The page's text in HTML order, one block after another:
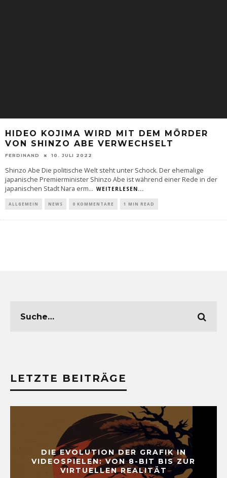
HIDEO KOJIMA WIRD MIT DEM MÖRDER
VON SHINZO ABE VERWECHSELT
FERDINAND 10. JULI 2022
Shinzo Abe Die politische Welt steht unter Schock. Der ehemalige
japanische Premierminister Shinzo Abe ist während einer Rede in der
japanischen Stadt Nara erm... WEITERLESEN...
ALLGEMEIN NEWS 0 KOMMENTARE 1 MIN READ
LETZTE BEITRÄGE
DIE EVOLUTION DER GRAFIK IN
VIDEOSPIELEN: VON 8-BIT BIS ZUR
VIRTUELLEN REALITÄT